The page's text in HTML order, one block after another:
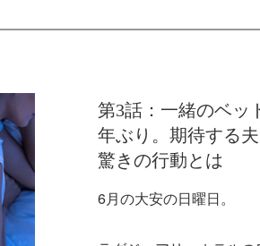
第3話：一緒のベッ
年ぶり。期待する
驚きの行動とは
6月の大安の日曜日。